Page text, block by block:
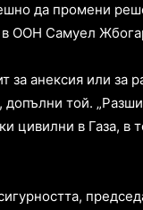
да промени
в ООН Самуел
за анексия или за
допълни той.
цивилни в Газа, в